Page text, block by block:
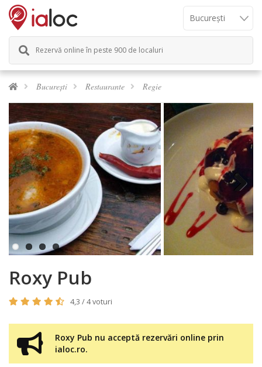
Rezervă online în peste 900 de localuri
București Restaurante Regie
Next
Roxy Pub
4,3 / 4 voturi
Roxy Pub nu acceptă rezervări online prin
ialoc.ro.